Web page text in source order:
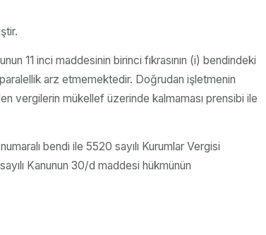
11 inci maddesinin birinci fıkrasının (i) bendindeki
arz etmemektedir. Doğrudan işletmenin
vergilerin mükellef üzerinde kalmaması prensibi ile
bendi ile 5520 sayılı Kurumlar Vergisi
Kanunun 30/d maddesi hükmünün